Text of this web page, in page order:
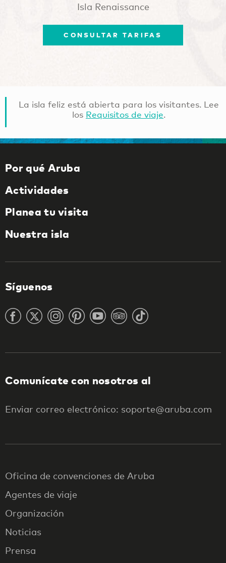
Isla Renaissance
CONSULTAR TARIFAS
La isla feliz está abierta para los visitantes. Lee
los Requisitos de viaje.
Por qué Aruba
Actividades
Planea tu visita
Nuestra isla
Síguenos
Comunícate con nosotros al
Enviar correo electrónico: soporte@aruba.com
Oficina de convenciones de Aruba
Agentes de viaje
Organización
Noticias
Prensa